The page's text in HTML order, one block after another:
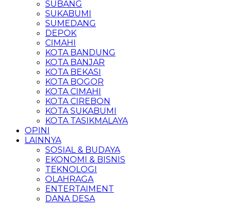
SUBANG
SUKABUMI
SUMEDANG
DEPOK
CIMAHI
KOTA BANDUNG
KOTA BANJAR
KOTA BEKASI
KOTA BOGOR
KOTA CIMAHI
KOTA CIREBON
KOTA SUKABUMI
KOTA TASIKMALAYA
OPINI
LAINNYA
SOSIAL & BUDAYA
EKONOMI & BISNIS
TEKNOLOGI
OLAHRAGA
ENTERTAIMENT
DANA DESA